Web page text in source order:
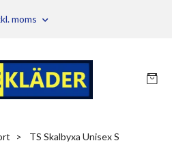
moms
TS Skalbyxa Unisex S